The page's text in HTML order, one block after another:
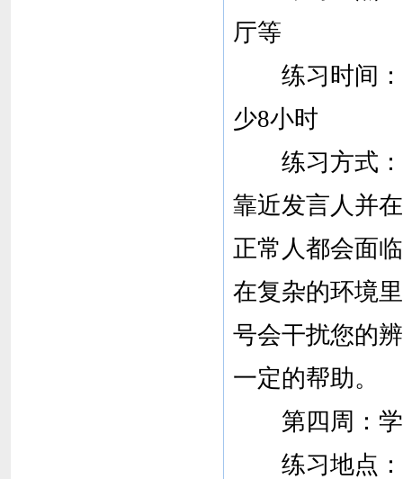
厅等
练习时间：
少8小时
练习方式：
靠近发言人并
正常人都会面
在复杂的环境
号会干扰您的
一定的帮助。
第四周：学
练习地点：